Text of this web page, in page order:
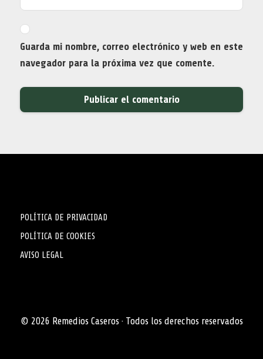
Guarda mi nombre, correo electrónico y web en este
navegador para la próxima vez que comente.
POLÍTICA DE PRIVACIDAD
POLÍTICA DE COOKIES
AVISO LEGAL
© 2026 Remedios Caseros · Todos los derechos reservados